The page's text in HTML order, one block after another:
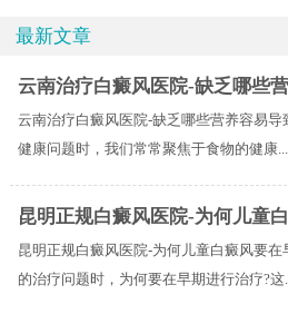
最新文章
云南治疗白癜风医院-缺乏哪些
云南治疗白癜风医院-缺乏哪些营养容易
健康问题时，我们常常聚焦于食物的健康
昆明正规白癜风医院-为何儿童
昆明正规白癜风医院-为何儿童白癜风要
的治疗问题时，为何要在早期进行治疗?这